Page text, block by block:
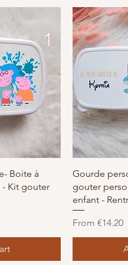
Boite à
Kit gouter
Gourde
gouter
enfant -
From €14.20
Sale Price